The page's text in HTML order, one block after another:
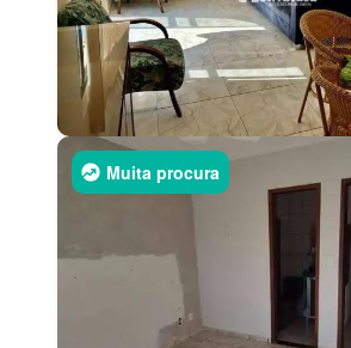
Muita procura